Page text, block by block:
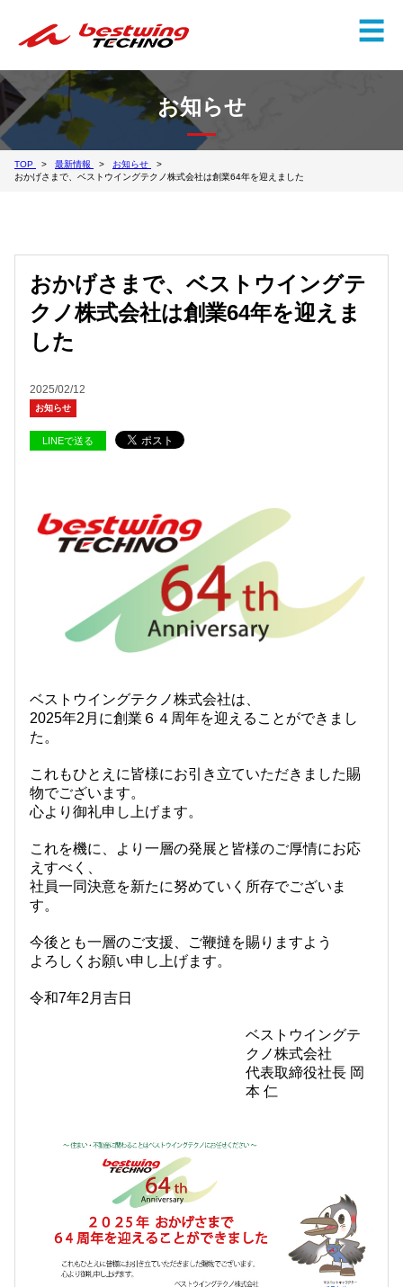
☰
✕
お知らせ
TOP 最新情報
お知らせ
おかげさまで、ベストウイングテクノ株式会社は創業64年を迎えました
おかげさまで、ベストウイングテ
クノ株式会社は創業64年を迎えま
した
2025/02/12
お知らせ
LINEで送る
ベストウイングテクノ株式会社は、
2025年2月に創業６４周年を迎えることができまし
た。
これもひとえに皆様にお引き立ていただきました賜
物でございます。
心より御礼申し上げます。
これを機に、より一層の発展と皆様のご厚情にお応
えすべく、
社員一同決意を新たに努めていく所存でございま
す。
今後とも一層のご支援、ご鞭撻を賜りますよう
よろしくお願い申し上げます。
令和7年2月吉日
ベストウイングテ
クノ株式会社
代表取締役社長 岡
本 仁